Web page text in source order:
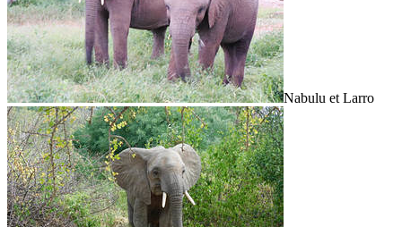
Nabulu et Larro